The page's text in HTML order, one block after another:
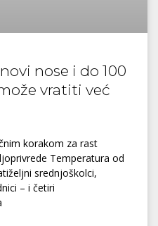
nose i do 100
vratiti već
korakom za rast
Temperatura od
srednjoškolci,
– i četiri